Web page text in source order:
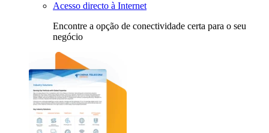
Acesso directo à Internet
Encontre a opção de conectividade certa para o seu
negócio